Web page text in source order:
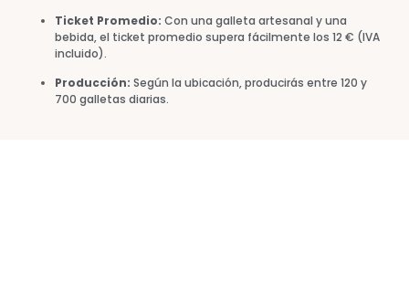
Ticket Promedio: Con una galleta artesanal y una
bebida, el ticket promedio supera fácilmente los 12 € (IVA
incluido).
Producción: Según la ubicación, producirás entre 120 y
700 galletas diarias.